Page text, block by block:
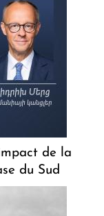
de la
du Sud